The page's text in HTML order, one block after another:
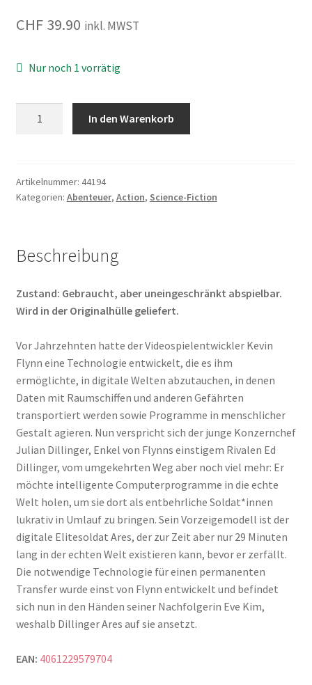
CHF39.90 inkl. MWST
Nur noch 1 vorrätig
Menge
In den Warenkorb
Artikelnummer: 44194
Kategorien: Abenteuer, Action, Science-Fiction
Beschreibung
Zustand: Gebraucht, aber uneingeschränkt abspielbar.
Wird in der Originalhülle geliefert.
Vor Jahrzehnten hatte der Videospielentwickler Kevin
Flynn eine Technologie entwickelt, die es ihm
ermöglichte, in digitale Welten abzutauchen, in denen
Daten mit Raumschiffen und anderen Gefährten
transportiert werden sowie Programme in menschlicher
Gestalt agieren. Nun verspricht sich der junge Konzernchef
Julian Dillinger, Enkel von Flynns einstigem Rivalen Ed
Dillinger, vom umgekehrten Weg aber noch viel mehr: Er
möchte intelligente Computerprogramme in die echte
Welt holen, um sie dort als entbehrliche Soldat*innen
lukrativ in Umlauf zu bringen. Sein Vorzeigemodell ist der
digitale Elitesoldat Ares, der zur Zeit aber nur 29 Minuten
lang in der echten Welt existieren kann, bevor er zerfällt.
Die notwendige Technologie für einen permanenten
Transfer wurde einst von Flynn entwickelt und befindet
sich nun in den Händen seiner Nachfolgerin Eve Kim,
weshalb Dillinger Ares auf sie ansetzt.
EAN: 4061229579704